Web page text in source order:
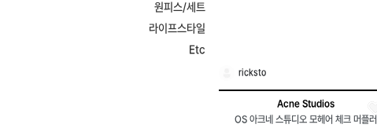
원피스/세트
라이프스타일
Etc
ricksto
Acne Studios
OS 아크네 스튜디오 모헤어 체크 머플러